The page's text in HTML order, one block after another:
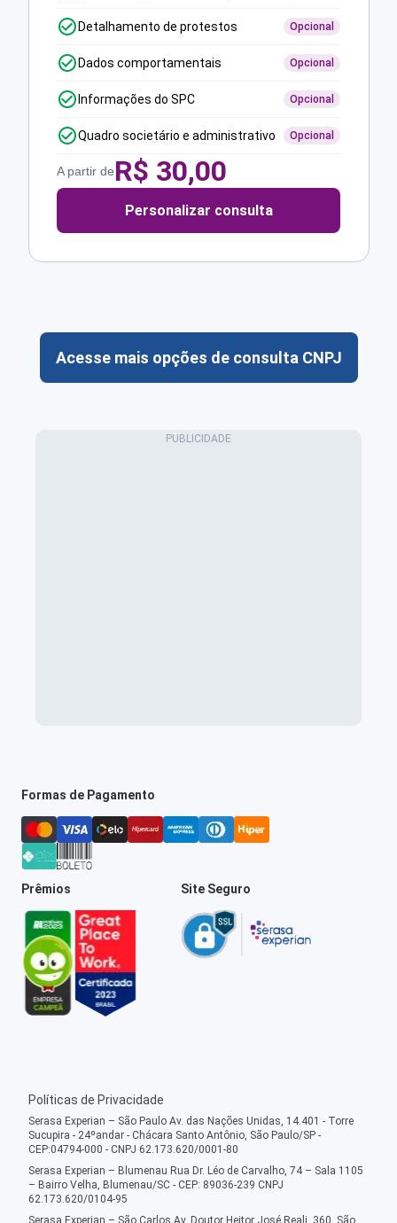
Detalhamento de protestos Opcional
Dados comportamentais Opcional
Informações do SPC Opcional
Quadro societário e administrativo Opcional
A partir deR$ 30,00
Personalizar consulta
Acesse mais opções de consulta CNPJ
Formas de Pagamento
Prêmios Site Seguro
Políticas de Privacidade
Serasa Experian – São Paulo Av. das Nações Unidas, 14.401 - Torre
Sucupira - 24ºandar - Chácara Santo Antônio, São Paulo/SP -
CEP:04794-000 - CNPJ 62.173.620/0001-80
Serasa Experian – Blumenau Rua Dr. Léo de Carvalho, 74 – Sala 1105
– Bairro Velha, Blumenau/SC - CEP: 89036-239 CNPJ
62.173.620/0104-95
Serasa Experian – São Carlos Av. Doutor Heitor José Reali, 360, São